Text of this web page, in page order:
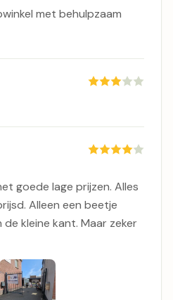
met behulpzaam
goede lage prijzen. Alles
Alleen een beetje
kleine kant. Maar zeker